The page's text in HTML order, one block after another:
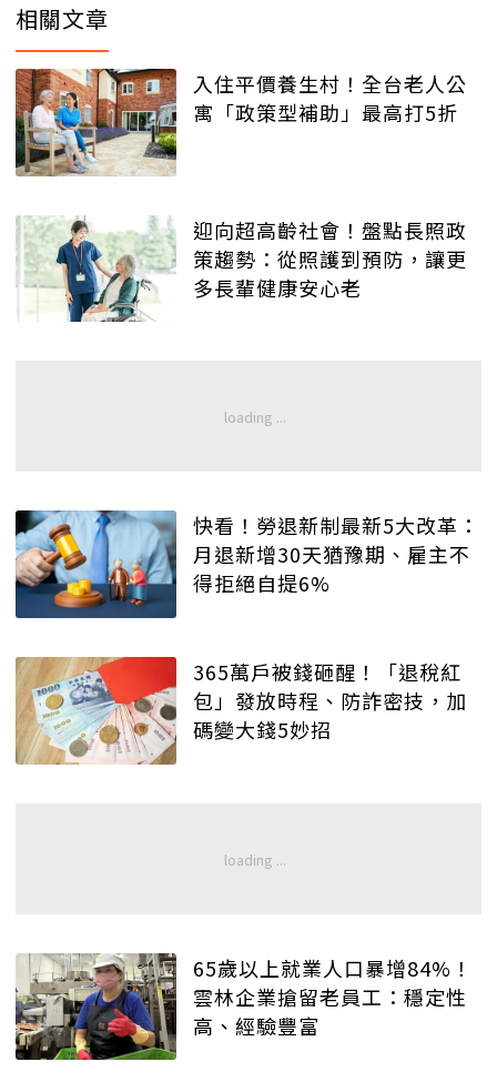
相關文章
入住平價養生村！全台老人公
寓「政策型補助」最高打5折
迎向超高齡社會！盤點長照政
策趨勢：從照護到預防，讓更
多長輩健康安心老
快看！勞退新制最新5大改革：
月退新增30天猶豫期、雇主不
得拒絕自提6%
365萬戶被錢砸醒！「退稅紅
包」發放時程、防詐密技，加
碼變大錢5妙招
65歲以上就業人口暴增84%！
雲林企業搶留老員工：穩定性
高、經驗豐富